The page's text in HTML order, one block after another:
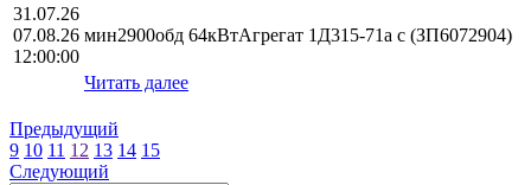
31.07.26
07.08.26
12:00:00
мин2900обд 64кВтАгрегат 1Д315-71а с (ЗП6072904)
Читать далее
Предыдущий
9 10 11 12 13 14 15
Следующий